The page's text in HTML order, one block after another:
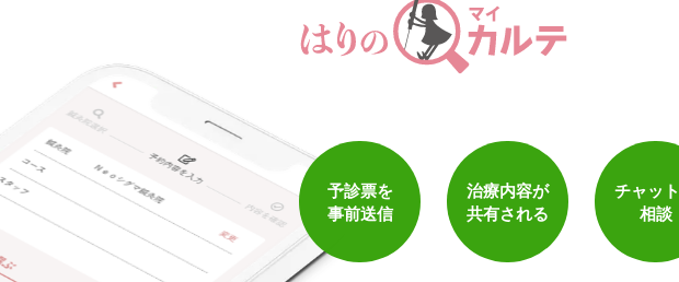
予診票を
事前送信
治療内容が
共有される
チャッ
相談